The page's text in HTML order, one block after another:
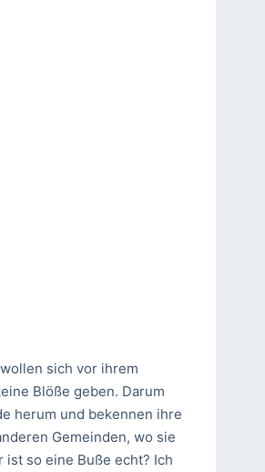
sich vor ihrem
Blöße geben. Darum
herum und bekennen ihre
Gemeinden, wo sie
ist so eine Buße echt? Ich